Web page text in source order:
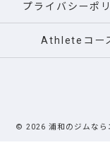
プライバシーポ
Athleteコー
© 2026 浦和のジムなら